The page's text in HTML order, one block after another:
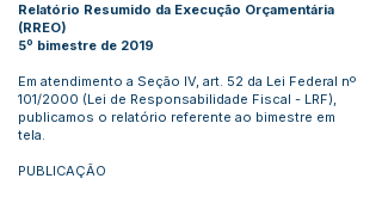
Relatório Resumido da Execução Orçamentária
(RREO)
5º bimestre de 2019
Em atendimento a Seção IV, art. 52 da Lei Federal nº
101/2000 (Lei de Responsabilidade Fiscal - LRF),
publicamos o relatório referente ao bimestre em
tela.
PUBLICAÇÃO